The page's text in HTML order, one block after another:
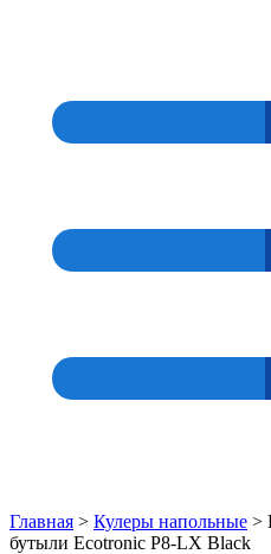
Главная > Кулеры напольные >
бутыли Ecotronic P8-LX Black